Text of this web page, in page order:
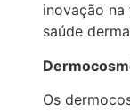
inovação
saúde
Os